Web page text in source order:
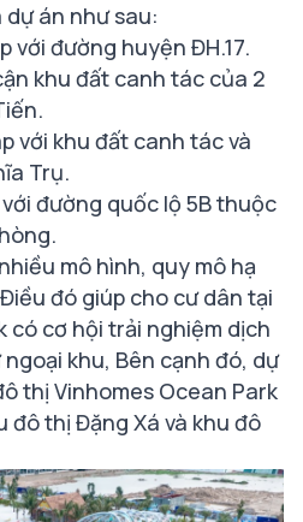
án như sau:
với đường huyện ĐH.17.
khu đất canh tác của 2
với khu đất canh tác và
Trụ.
đường quốc lộ 5B thuộc
mô hình, quy mô hạ
đó giúp cho cư dân tại
có cơ hội trải nghiệm dịch
khu, Bên cạnh đó, dự
thị Vinhomes Ocean Park
đô thị Đặng Xá và khu đô